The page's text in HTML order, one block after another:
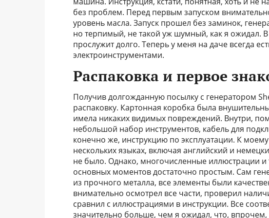
без проблем. Перед первым запуском
уровень масла. Запуск прошел без заминок,
но терпимый, не такой уж шумный, как я ожидал.
прослужит долго. Теперь у меня на даче всегда
электроинструментами.
Распаковка и первое
Получив долгожданную посылку с генератором
распаковку. Картонная коробка была
имела никаких видимых повреждений. Внутри,
небольшой набор инструментов, кабель для
конечно же, инструкцию по эксплуатации. К
нескольких языках, включая английский и
не было. Однако, многочисленные иллюстрации
основных моментов достаточно простым. Сам
из прочного металла, все элементы были
внимательно осмотрел все части, проверил
сравнил с иллюстрациями в инструкции. Все
значительно больше, чем я ожидал, что,